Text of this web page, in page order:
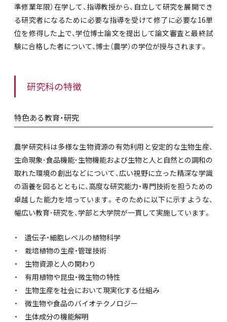
準修業年限）在学して、指導教授から、自立して研究を展開でき
る研究者になるために必要な指導を受けて修了に必要な16単
位を修得した上で、学位博士論文を提出して論文審査と最終試
験に合格した者について、博士（農学）の学位が授与されます。
研究科の特徴
特色ある教育・研究
農学研究科は多様な生物資源の有効利用と安定的な生物生産、
生命現象･食品機能･生物機能および生物と人と自然との調和の
取れた環境の創出などについて、広い視野に立った精深な学識
の涵養を図るとともに、高度な研究能力・専門技術を担うための
卓越した能力を培っています。そのために以下に示すような、
幅広い教育･研究を、学部と大学院が一貫して実施しています。
遺伝子・細胞レベルの植物科学
栽培植物の生産・管理技術
生物資源と人の関わり
有用植物や昆虫・微生物の特性
生物生産を社会において現実化する仕組み
微生物や食品のバイオテクノロジー
生体成分の機能解明